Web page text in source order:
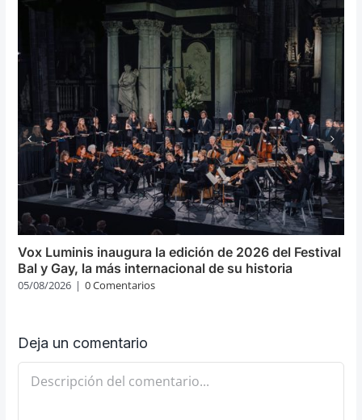
Vox Luminis inaugura la edición de 2026 del Festival
Bal y Gay, la más internacional de su historia
05/08/2026 | 0 Comentarios
Deja un comentario
Comentario